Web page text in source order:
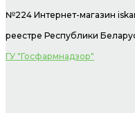
№224 Интернет-магазин
реестре Республики
ГУ "Госфармнадзор"